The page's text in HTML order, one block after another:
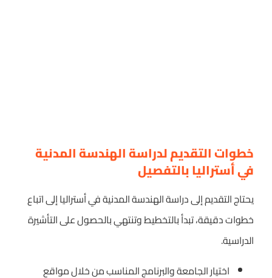
خطوات التقديم لدراسة الهندسة المدنية
في أستراليا بالتفصيل
يحتاج التقديم إلى دراسة الهندسة المدنية في أستراليا إلى اتباع
خطوات دقيقة، تبدأ بالتخطيط وتنتهي بالحصول على التأشيرة
الدراسية.
اختيار الجامعة والبرنامج المناسب من خلال مواقع